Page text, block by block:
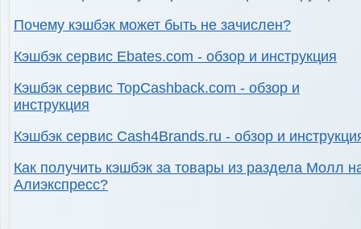
Почему кэшбэк может быть не зачислен?
Кэшбэк сервис Ebates.com - обзор и инструкция
Кэшбэк сервис TopCashback.com - обзор и
инструкция
Кэшбэк сервис Cash4Brands.ru - обзор и
Как получить кэшбэк за товары из раздела Молл
Алиэкспресс?